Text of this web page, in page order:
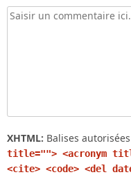
XHTML: Balises autorisées
title=""> <acronym
<cite> <code> <del